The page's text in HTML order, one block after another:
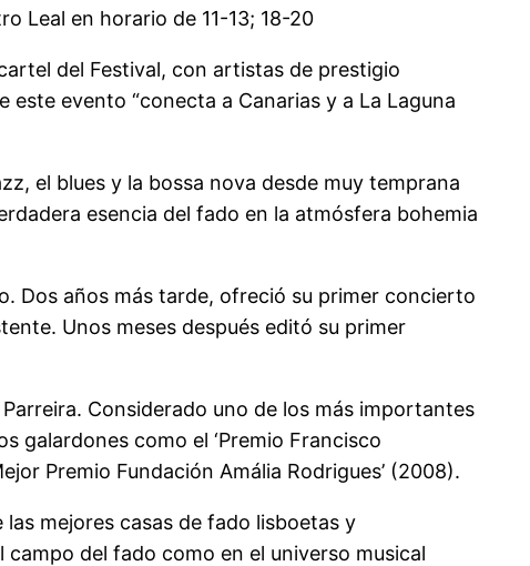
Leal en horario de 11-13; 18-20
del Festival, con artistas de prestigio
evento “conecta a Canarias y a La Laguna
el blues y la bossa nova desde muy temprana
esencia del fado en la atmósfera bohemia
Dos años más tarde, ofreció su primer concierto
Unos meses después editó su primer
Considerado uno de los más importantes
galardones como el ‘Premio Francisco
Premio Fundación Amália Rodrigues’ (2008).
mejores casas de fado lisboetas y
del fado como en el universo musical